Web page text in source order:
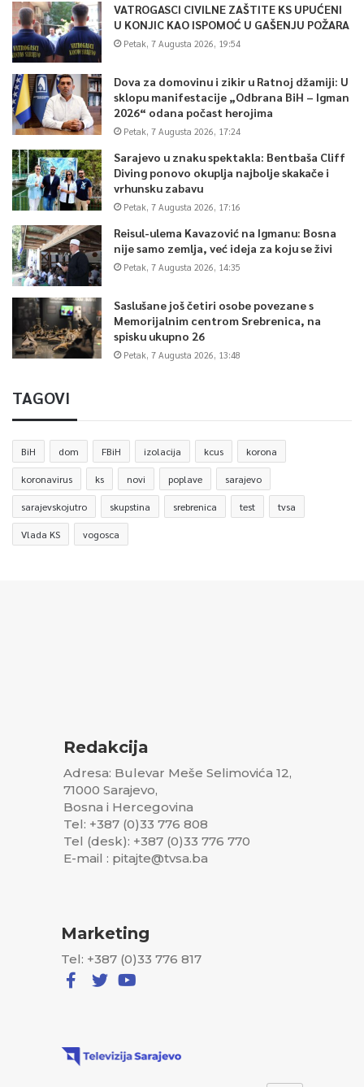
VATROGASCI CIVILNE ZAŠTITE KS UPUĆENI
U KONJIC KAO ISPOMOĆ U GAŠENJU POŽARA
Petak, 7 Augusta 2026, 19:54
Dova za domovinu i zikir u Ratnoj džamiji: U
sklopu manifestacije „Odbrana BiH – Igman
2026“ odana počast herojima
Petak, 7 Augusta 2026, 17:24
Sarajevo u znaku spektakla: Bentbaša Cliff
Diving ponovo okuplja najbolje skakače i
vrhunsku zabavu
Petak, 7 Augusta 2026, 17:16
Reisul-ulema Kavazović na Igmanu: Bosna
nije samo zemlja, već ideja za koju se živi
Petak, 7 Augusta 2026, 14:35
Saslušane još četiri osobe povezane s
Memorijalnim centrom Srebrenica, na
spisku ukupno 26
Petak, 7 Augusta 2026, 13:48
TAGOVI
BiH dom FBiH izolacija kcus korona
koronavirus ks novi poplave sarajevo
sarajevskojutro skupstina srebrenica test tvsa
Vlada KS vogosca
Redakcija
Adresa: Bulevar Meše Selimovića 12,
71000 Sarajevo,
Bosna i Hercegovina
Tel: +387 (0)33 776 808
Tel (desk): +387 (0)33 776 770
E-mail : pitajte@tvsa.ba
Marketing
Tel: +387 (0)33 776 817